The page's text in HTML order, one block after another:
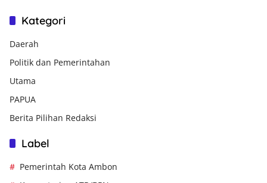
Kategori
Daerah
Politik dan Pemerintahan
Utama
PAPUA
Berita Pilihan Redaksi
Label
Pemerintah Kota Ambon